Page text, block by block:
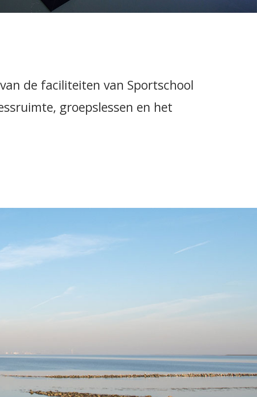
de faciliteiten van Sportschool
groepslessen en het